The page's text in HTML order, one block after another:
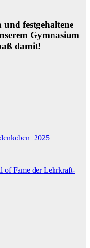
festgehaltene
Gymnasium
damit!
of Fame der Lehrkraft-